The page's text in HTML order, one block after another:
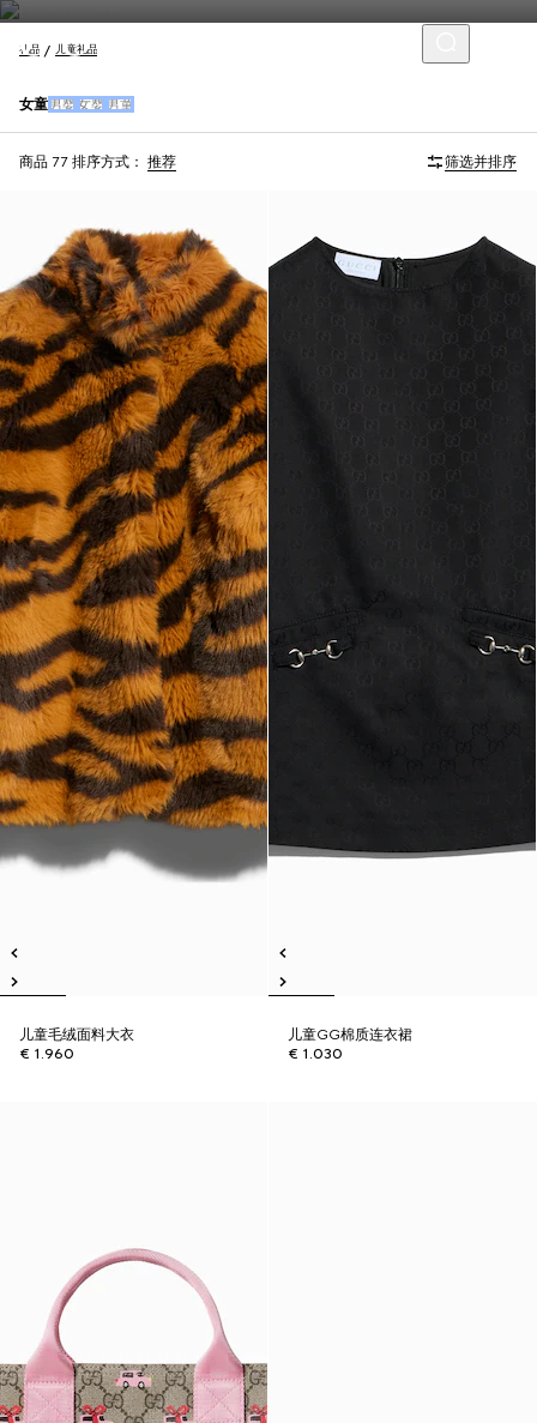
礼品 儿童礼品
女童 男婴 女婴 男童
商品 77 排序方式： 推荐 筛选并排序
儿童毛绒面料大衣
€ 1.960
儿童GG棉质连衣裙
€ 1.030